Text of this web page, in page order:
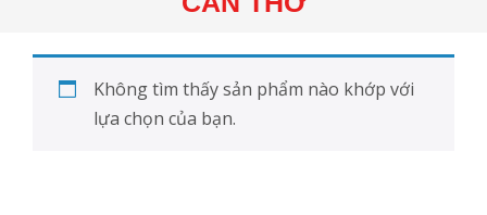
Không tìm thấy sản phẩm nào khớp với
lựa chọn của bạn.